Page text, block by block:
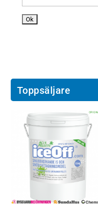
o
n
Toppsäljare